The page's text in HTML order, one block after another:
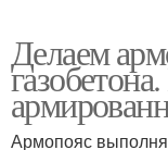
Делаем
Армопояс